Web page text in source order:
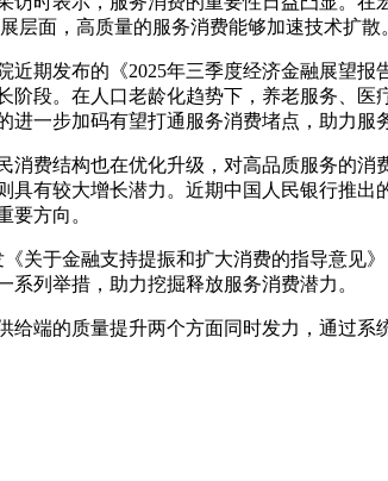
层面，高质量的服务消费能够加速技术扩散
期发布的《2025年三季度经济金融展望
段。在人口老龄化趋势下，养老服务、
一步加码有望打通服务消费堵点，助力服
费结构也在优化升级，对高品质服务的
有较大增长潜力。近期中国人民银行推
要方向。
关于金融支持提振和扩大消费的指导意见
列举措，助力挖掘释放服务消费潜力。
端的质量提升两个方面同时发力，通过系